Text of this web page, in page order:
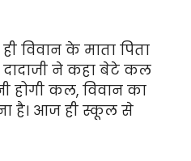
विवान के माता पिता
ने कहा बेटे कल
होगी कल, विवान का
है। आज ही स्कूल से